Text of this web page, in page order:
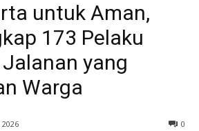
untuk Aman,
173 Pelaku
yang
Warga
0